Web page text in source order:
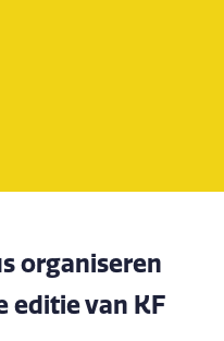
organiseren
editie van KF